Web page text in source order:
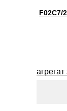
F02C7/